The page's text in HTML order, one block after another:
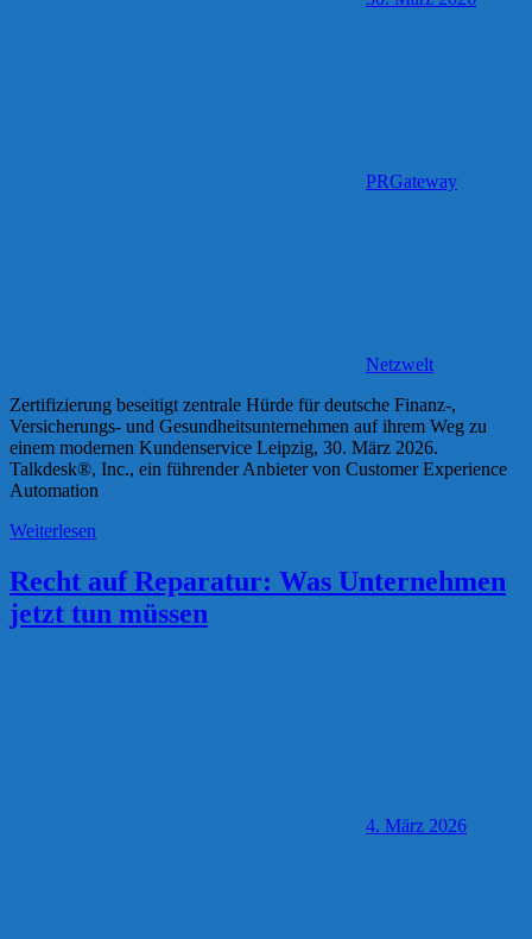
PRGateway
Netzwelt
Zertifizierung beseitigt zentrale Hürde für deutsche Finanz-,
Versicherungs- und Gesundheitsunternehmen auf ihrem Weg zu
einem modernen Kundenservice Leipzig, 30. März 2026.
Talkdesk®, Inc., ein führender Anbieter von Customer Experience
Automation
Weiterlesen
Recht auf Reparatur: Was Unternehmen
jetzt tun müssen
4. März 2026